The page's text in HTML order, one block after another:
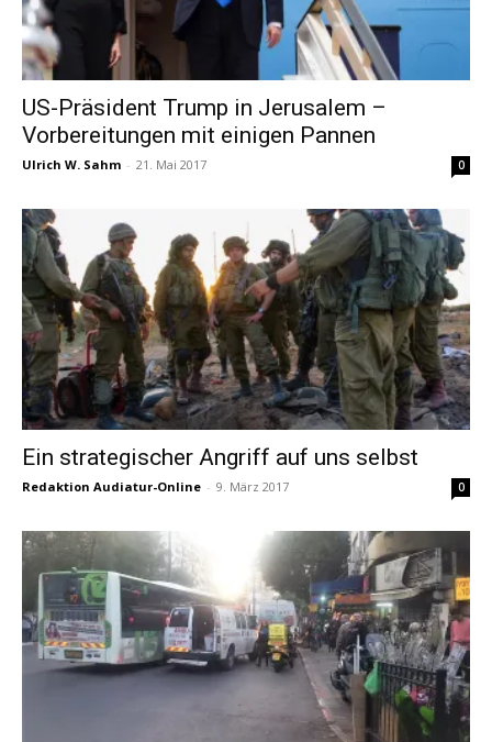
US-Präsident Trump in Jerusalem –
Vorbereitungen mit einigen Pannen
Ulrich W. Sahm - 21. Mai 2017 0
Ein strategischer Angriff auf uns selbst
Redaktion Audiatur-Online - 9. März 2017 0